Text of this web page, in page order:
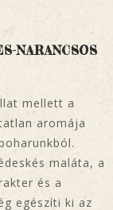
NARANCSOS
mellett a
aromája
maláta, a
és a
egészíti ki az